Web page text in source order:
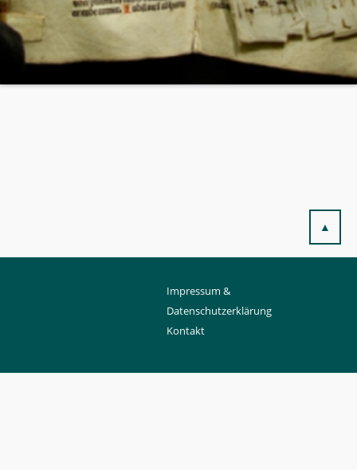
▲
Impressum &
Datenschutzerklärung
Kontakt